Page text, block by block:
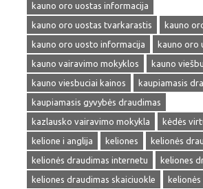
kauno oro uostas informacija
kauno oro uostas tvarkarastis
kauno
kauno oro uosto informacija
kauno oro
kauno vairavimo mokyklos
kauno
kauno viesbuciai kainos
kaupiamasis
kaupiamasis gyvybės draudimas
kazlausko vairavimo mokykla
kėdės
kelione i anglija
keliones
kelionės
kelionės draudimas internetu
keliones
keliones draudimas skaiciuokle